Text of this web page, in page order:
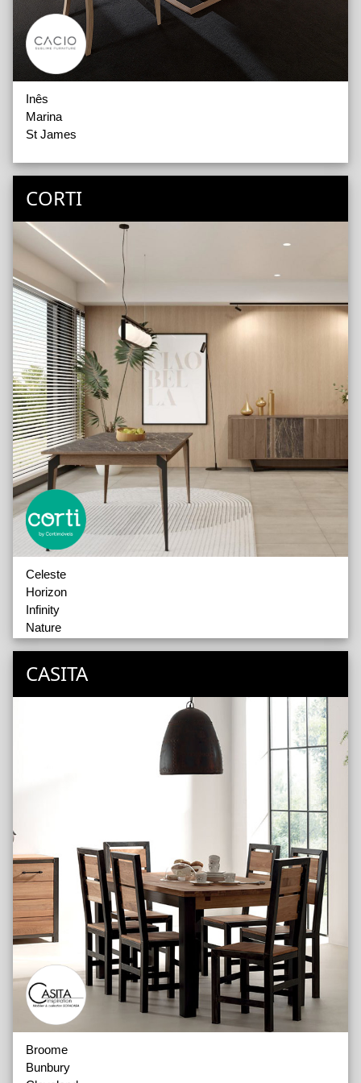
Inês
Marina
St James
CORTI
Celeste
Horizon
Infinity
Nature
Piano
CASITA
Broome
Bunbury